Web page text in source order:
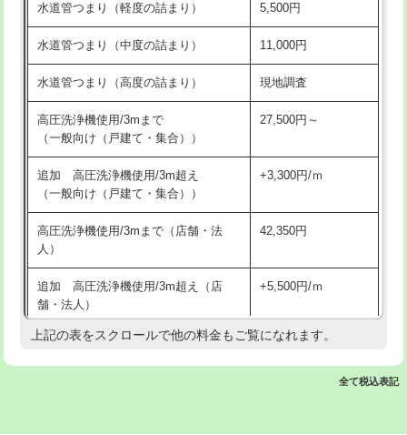
洗面台設置 38,500円
化粧台設置 22,000円
追加人工 16,500円
廃棄・処分 現場見積
※給水管工事は20mmまでの価格です。
交換・取付(排水栓・排水トラップ
22,000円+材料費
持込商品取付（混合水栓）
持込商品取付（浄水器・分岐水栓） 16,500円
業）
排水管工事（追加 排水管工事/3ｍ超
え）
マス交換（土の掘削・埋め戻し作業） 11,000円~
水道管つまり（軽度の詰まり） 5,500円
水道管つまり（中度の詰まり） 11,000円
水道管つまり（高度の詰まり） 現地調査
高圧洗浄機使用/3mまで
（一般向け（戸建て・集合））
27,500円～
追加 高圧洗浄機使用/3m超え
（一般向け（戸建て・集合））
+3,300円/ｍ
高圧洗浄機使用/3mまで（店舗・法
人）
42,350円
追加 高圧洗浄機使用/3m超え（店
舗・法人）
+5,500円/ｍ
高度高圧洗浄換 現地調査
上記の表をスクロールで他の料金もご覧になれます。
全て税込表記